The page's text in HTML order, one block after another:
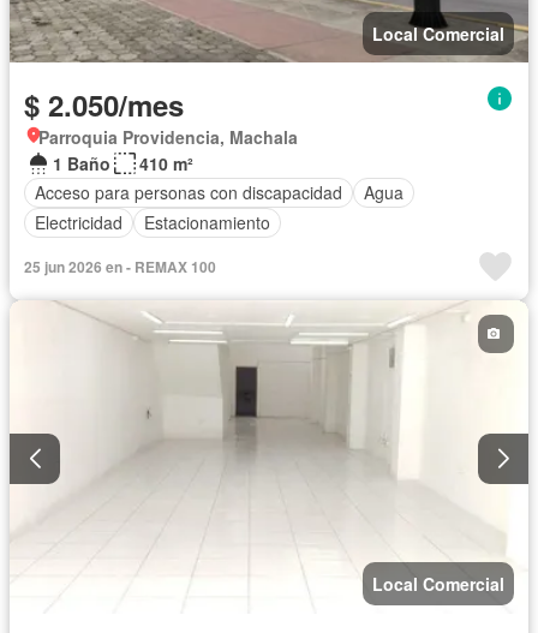
Local Comercial
$ 2.050/mes
Parroquia Providencia, Machala
1 Baño
410 m²
Acceso para personas con discapacidad
Agua
Electricidad
Estacionamiento
25 jun 2026 en - REMAX 100
Local Comercial